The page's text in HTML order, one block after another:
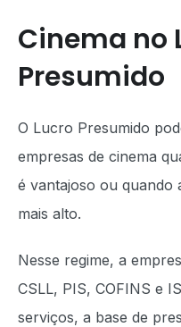
Cinema no
Presumido
O Lucro Presumido
empresas de cinema
é vantajoso ou quando
mais alto.
Nesse regime, a
CSLL, PIS, COFINS e
serviços, a base de